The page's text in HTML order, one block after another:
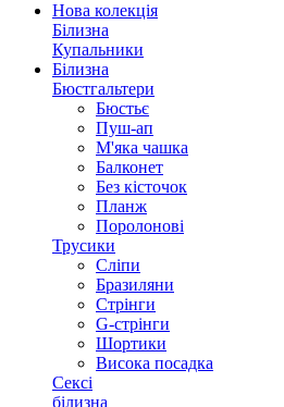
Нова колекція
Білизна
Купальники
Білизна
Бюстгальтери
Бюстьє
Пуш-ап
М'яка чашка
Балконет
Без кісточок
Планж
Поролонові
Трусики
Сліпи
Бразиляни
Стрінги
G-стрінги
Шортики
Висока посадка
Сексі
білизна